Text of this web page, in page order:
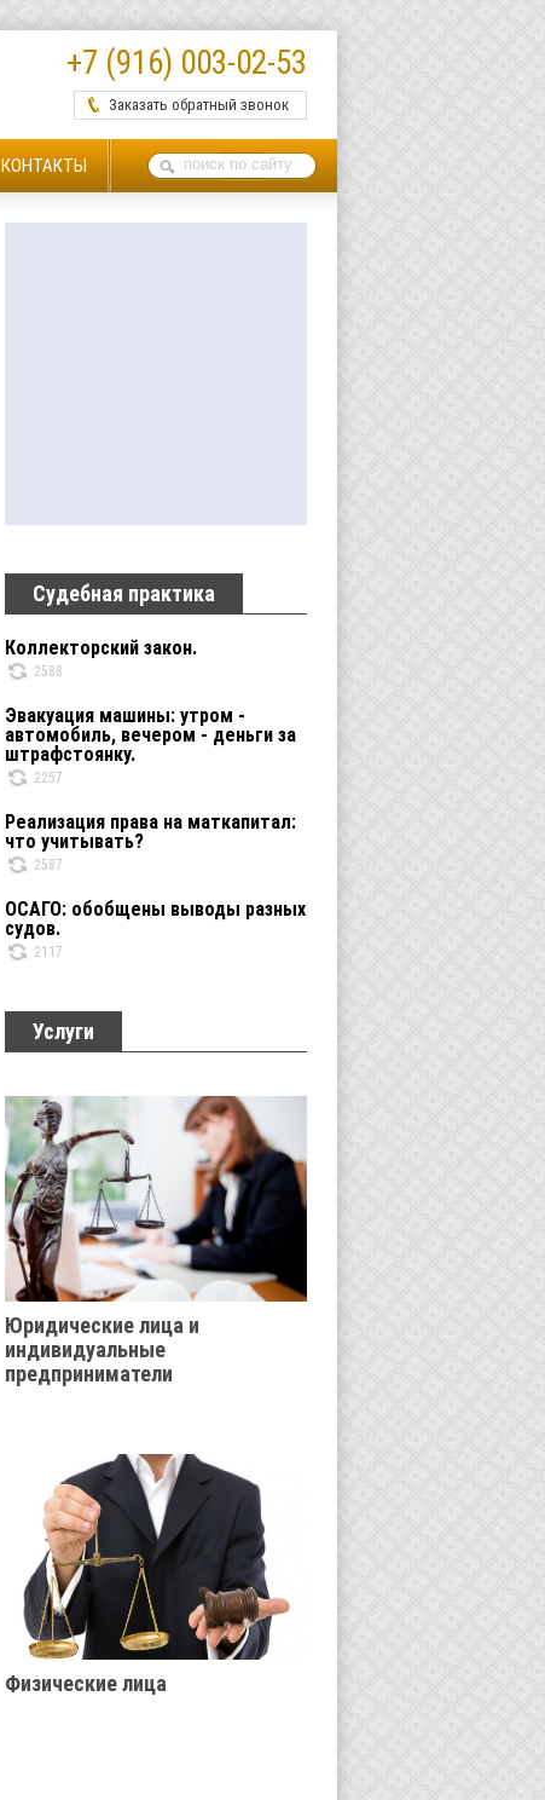
+7 (916) 003-02-53
Заказать обратный звонок
КОНТАКТЫ
Судебная практика
Коллекторский закон.
2588
Эвакуация машины: утром -
автомобиль, вечером - деньги за
штрафстоянку.
2257
Реализация права на маткапитал:
что учитывать?
2587
ОСАГО: обобщены выводы разных
судов.
2117
Услуги
Юридические лица и
индивидуальные
предприниматели
Физические лица